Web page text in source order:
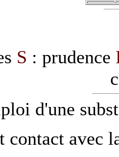
S : prudence
d'une
contact avec